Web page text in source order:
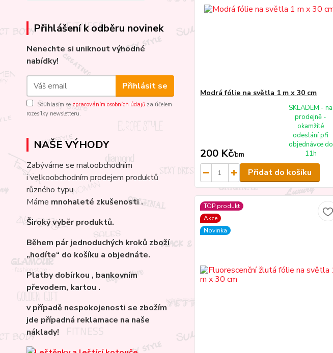
Přihlášení k odběru novinek
Nenechte si uniknout výhodné
nabídky!
Přihlásit se
Souhlasím se zpracováním osobních údajů za účelem
rozesílky newsletteru.
NAŠE VÝHODY
Zabýváme se maloobchodním
i velkoobchodním prodejem produktů
různého typu.
Máme mnohaleté zkušenosti .
Široký výběr produktů.
Během pár jednoduchých kroků zboží
„hodíte“ do košíku a objednáte.
Platby dobírkou , bankovním
převodem, kartou .
v případě nespokojenosti se zbožím
jde případná reklamace na naše
náklady!
Modrá fólie na světla 1 m x 30 cm
200 Kč/bm
SKLADEM - na
prodejně -
okamžité
odeslání při
objednávce do
11h
Přidat do košíku
TOP produkt
Akce
Novinka